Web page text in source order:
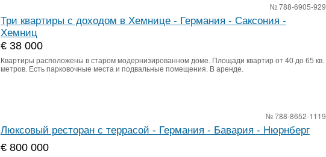
№ 788-6905-929
Три квартиры с доходом в Хемнице - Германия - Саксония -
Хемниц
€ 38 000
Квартиры расположены в старом модернизированном доме. Площади квартир от 40 до 65 кв.
метров. Есть парковочные места и подвальные помещения. В аренде.
№ 788-8652-1119
Люксовый ресторан с террасой - Германия - Бавария - Нюрнберг
€ 800 000